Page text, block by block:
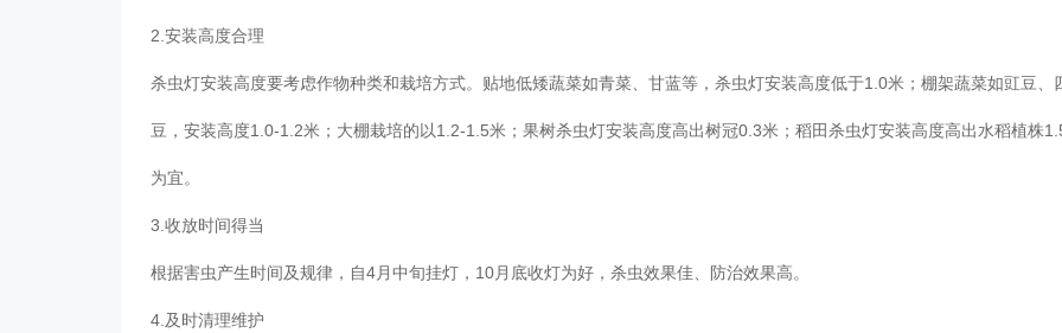
2.安装高度合理
杀虫灯安装高度要考虑作物种类和栽培方式。贴地低矮蔬菜如青菜、甘蓝等，杀虫灯安装高度低于1.0米；棚架蔬菜如豇豆、
豆，安装高度1.0-1.2米；大棚栽培的以1.2-1.5米；果树杀虫灯安装高度高出树冠0.3米；稻田杀虫灯安装高度高出水稻植株
为宜。
3.收放时间得当
根据害虫产生时间及规律，自4月中旬挂灯，10月底收灯为好，杀虫效果佳、防治效果高。
4.及时清理维护